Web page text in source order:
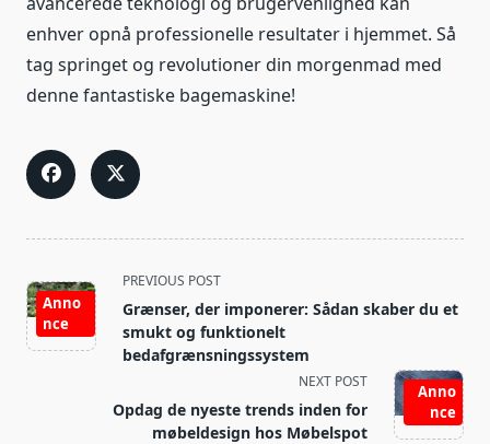
enhver opnå professionelle resultater i hjemmet. Så
tag springet og revolutioner din morgenmad med
denne fantastiske bagemaskine!
<span
class="nav-
subtitle
screen-
text">Page</span>
Anno
nce
PREVIOUS POST
Grænser, der imponerer: Sådan skaber du et
smukt og funktionelt
bedafgrænsningssystem
Anno
nce
NEXT POST
Opdag de nyeste trends inden for
møbeldesign hos Møbelspot